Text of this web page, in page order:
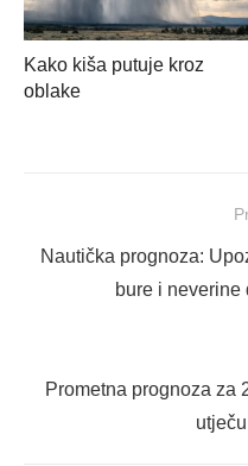
Kako kiša putuje kroz
oblake
objava
Previous
Nautička prognoza:
bure i
Next
Prometna prognoza za